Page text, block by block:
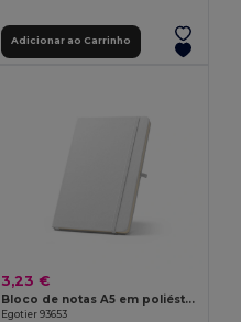
Adicionar ao Carrinho
3,23 €
Bloco de notas A5 em poliéster reciclado (100% rPET) 300D, ideal para personalização em sublimação
Egotier 93653